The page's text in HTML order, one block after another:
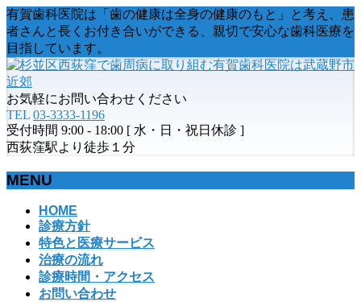
有賀歯科医院は「歯の健康は全身の健康のもと」と考え、患
者さんと長くお付き合いができる、親切で安心な歯科医療を
目指しています。
お気軽にお問い合わせください
TEL 03-3333-1196
受付時間 9:00 - 18:00 [ 水・日・祝日休診 ]
西荻窪駅より徒歩１分
MENU
HOME
診療方針
特色と医療サービス
治療の流れ
診療時間・アクセス
お問い合わせ